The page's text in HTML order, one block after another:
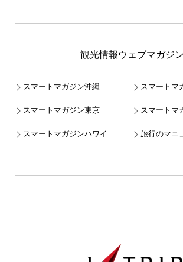
観光情報ウェブマガジン
スマートマガジン沖縄 スマートマ
スマートマガジン東京 スマートマ
スマートマガジンハワイ 旅行のマニ